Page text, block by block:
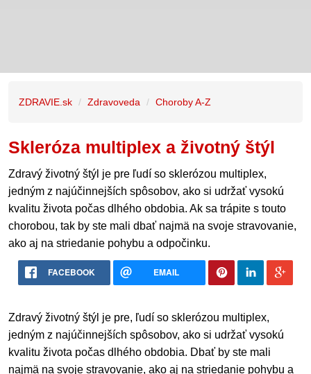
ZDRAVIE.sk Zdravoveda Choroby A-Z
Skleróza multiplex a životný štýl
Zdravý životný štýl je pre ľudí so sklerózou multiplex,
jedným z najúčinnejších spôsobov, ako si udržať vysokú
kvalitu života počas dlhého obdobia. Ak sa trápite s touto
chorobou, tak by ste mali dbať najmä na svoje stravovanie,
ako aj na striedanie pohybu a odpočinku.
FACEBOOK EMAIL
Zdravý životný štýl je pre, ľudí so sklerózou multiplex,
jedným z najúčinnejších spôsobov, ako si udržať vysokú
kvalitu života počas dlhého obdobia. Dbať by ste mali
najmä na svoje stravovanie, ako aj na striedanie pohybu a